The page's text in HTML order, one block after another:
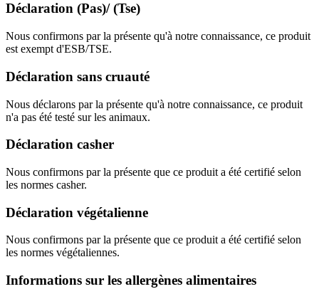
Déclaration (Pas)/ (Tse)
Nous confirmons par la présente qu'à notre connaissance, ce produit
est exempt d'ESB/TSE.
Déclaration sans cruauté
Nous déclarons par la présente qu'à notre connaissance, ce produit
n'a pas été testé sur les animaux.
Déclaration casher
Nous confirmons par la présente que ce produit a été certifié selon
les normes casher.
Déclaration végétalienne
Nous confirmons par la présente que ce produit a été certifié selon
les normes végétaliennes.
Informations sur les allergènes alimentaires